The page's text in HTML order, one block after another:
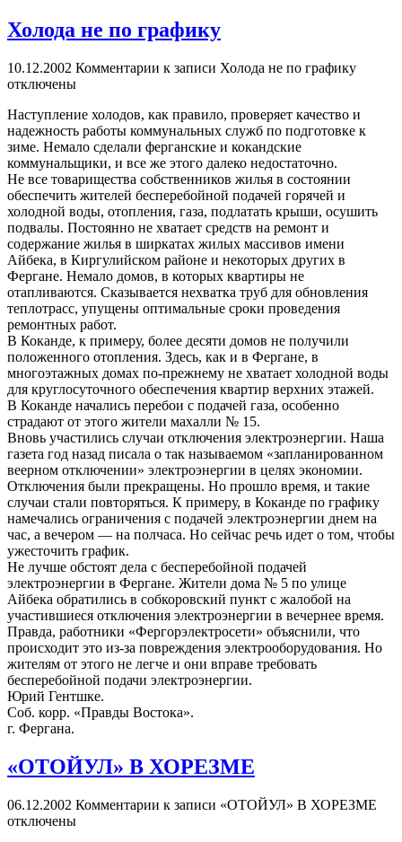
Холода не по графику
10.12.2002 Комментарии к записи Холода не по графику
отключены
Наступление холодов, как правило, проверяет качество и
надежность работы коммунальных служб по подготовке к
зиме. Немало сделали ферганские и кокандские
коммунальщики, и все же этого далеко недостаточно.
Не все товарищества собственников жилья в состоянии
обеспечить жителей бесперебойной подачей горячей и
холодной воды, отопления, газа, подлатать крыши, осушить
подвалы. Постоянно не хватает средств на ремонт и
содержание жилья в ширкатах жилых массивов имени
Айбека, в Киргулийском районе и некоторых других в
Фергане. Немало домов, в которых квартиры не
отапливаются. Сказывается нехватка труб для обновления
теплотрасс, упущены оптимальные сроки проведения
ремонтных работ.
В Коканде, к примеру, более десяти домов не получили
положенного отопления. Здесь, как и в Фергане, в
многоэтажных домах по-прежнему не хватает холодной воды
для круглосуточного обеспечения квартир верхних этажей.
В Коканде начались перебои с подачей газа, особенно
страдают от этого жители махалли № 15.
Вновь участились случаи отключения электроэнергии. Наша
газета год назад писала о так называемом «запланированном
веерном отключении» электроэнергии в целях экономии.
Отключения были прекращены. Но прошло время, и такие
случаи стали повторяться. К примеру, в Коканде по графику
намечались ограничения с подачей электроэнергии днем на
час, а вечером — на полчаса. Но сейчас речь идет о том, чтобы
ужесточить график.
Не лучше обстоят дела с бесперебойной подачей
электроэнергии в Фергане. Жители дома № 5 по улице
Айбека обратились в собкоровский пункт с жалобой на
участившиеся отключения электроэнергии в вечернее время.
Правда, работники «Фергорэлектросети» объяснили, что
происходит это из-за повреждения электрооборудования. Но
жителям от этого не легче и они вправе требовать
бесперебойной подачи электроэнергии.
Юрий Гентшке.
Соб. корр. «Правды Востока».
г. Фергана.
«ОТОЙУЛ» В ХОРЕЗМЕ
06.12.2002 Комментарии к записи «ОТОЙУЛ» В ХОРЕЗМЕ
отключены